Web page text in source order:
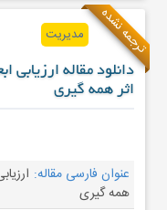
ترجمه نشده مدیریت
دانلود مقاله ارزیابی
اثر همه گیری
عنوان فارسی مقاله:
همه گیری